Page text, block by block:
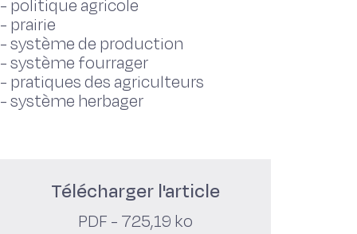
- politique agricole
- prairie
-système de production
-système fourrager
- pratiques des agriculteurs
-système herbager
Télécharger l'article
PDF - 725,19 ko